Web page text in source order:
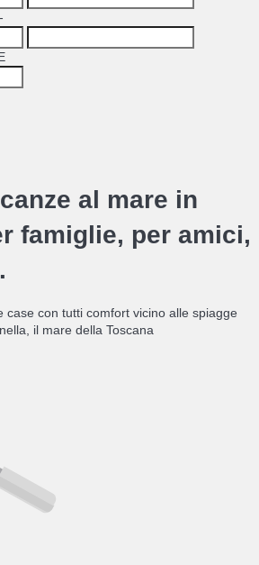
al mare in
famiglie, per amici,
case con tutti comfort vicino alle spiagge
il mare della Toscana